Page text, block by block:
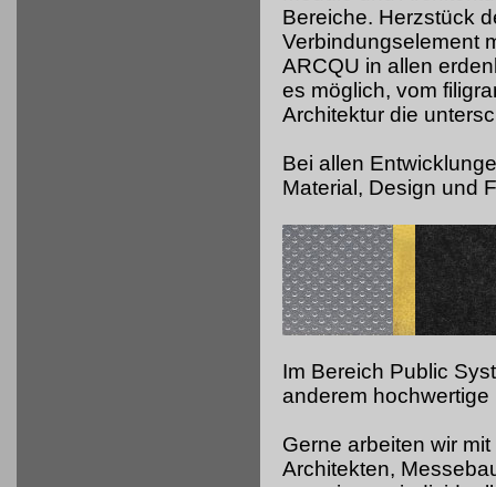
Bereiche. Herzstück
Verbindungselement
ARCQU in allen
es möglich, vom
Architektur die
Bei allen
Material, Design und
Im Bereich Public
anderem
Gerne arbeiten wir
Architekten,